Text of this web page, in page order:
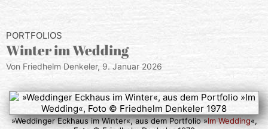
PORTFOLIOS
Winter im Wedding
Von Friedhelm Denkeler, 9. Januar 2026
»Weddinger Eckhaus im Winter«, aus dem Portfolio »Im Wedding«,